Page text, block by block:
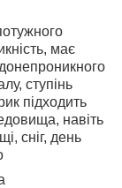
має
ступінь
підходить
навіть
сніг, день